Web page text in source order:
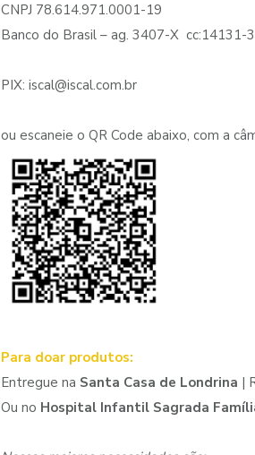
CNPJ 78.614.971.0001-19
Banco do Brasil – ag. 3407-X cc:14131-3
PIX: iscal@iscal.com.br
ou escaneie o QR Code abaixo, com a
Para doar produtos:
Entregue na Santa Casa de Londrina |
Ou no Hospital Infantil Sagrada